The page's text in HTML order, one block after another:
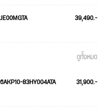
39,490.-
ดูทั้งหมด
83HY004ATA 31,900.-